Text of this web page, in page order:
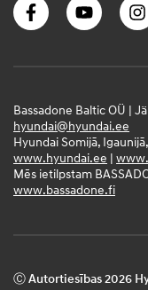
Bassadone Baltic OÜ |
hyundai@hyundai.ee
Hyundai Somijā,
www.hyundai.ee |
Mēs ietilpstam
www.bassadone.fi
Ⓒ Autortiesības 2026